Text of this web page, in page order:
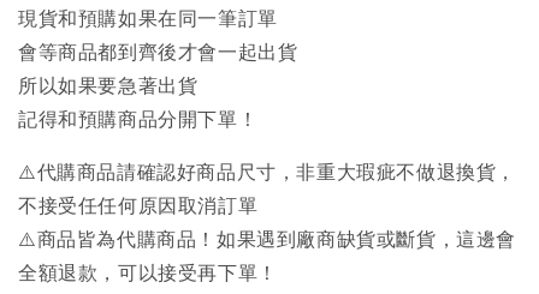
現貨和預購如果在同一筆訂單
會等商品都到齊後才會一起出貨
所以如果要急著出貨
記得和預購商品分開下單！
⚠️代購商品請確認好商品尺寸，非重大瑕疵不做退換貨，
不接受任任何原因取消訂單
⚠️商品皆為代購商品！如果遇到廠商缺貨或斷貨，這邊會
全額退款，可以接受再下單！